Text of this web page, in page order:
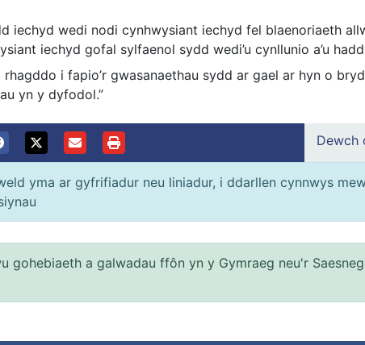
iechyd wedi nodi cynhwysiant iechyd fel blaenoriaeth
iechyd gofal sylfaenol sydd wedi’u cynllunio a’u
rhagddo i fapio’r gwasanaethau sydd ar gael ar hyn o
yn y dyfodol.”
Dewch
yma ar gyfrifiadur neu liniadur, i ddarllen cynnwys
gohebiaeth a galwadau ffôn yn y Gymraeg neu'r